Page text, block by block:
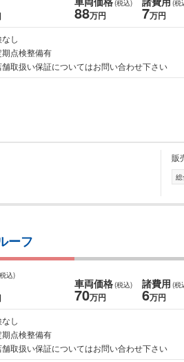
(税込)
88万円
(税
7万円
し
期点検整備有
舗取扱い保証についてはお問い合わせ下さい
販
総
ーフ
込)
車両価格(税込)
70万円
諸費用 (税
6万円
し
期点検整備有
舗取扱い保証についてはお問い合わせ下さい